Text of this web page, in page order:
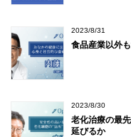
2023/8/31
食品産業以外
2023/8/30
老化治療の最
延びるか